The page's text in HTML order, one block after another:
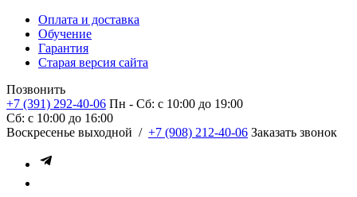
Оплата и доставка
Обучение
Гарантия
Старая версия сайта
Позвонить
+7 (391) 292-40-06 Пн - Сб: c 10:00 до 19:00
Сб: c 10:00 до 16:00
​Воскресенье выходной / +7 (908) 212-40-06 Заказать звонок